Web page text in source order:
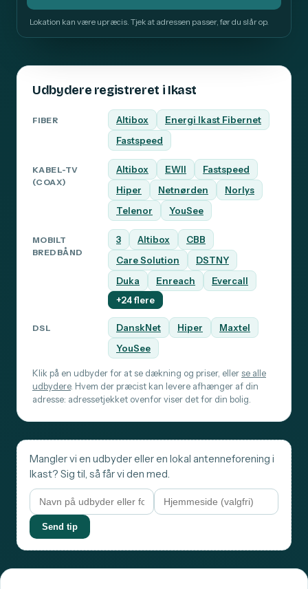
Lokation kan være upræcis. Tjek at adressen passer, før du slår op.
Udbydere registreret i Ikast
FIBER Altibox
Energi Ikast Fibernet
Fastspeed
KABEL-TV
(COAX)
Altibox EWII
Fastspeed
Hiper
Netnørden
Norlys
Telenor
YouSee
MOBILT
BREDBÅND
3 Altibox
CBB
Care Solution
DSTNY
Duka
Enreach
Evercall
+24 flere
DSL DanskNet Hiper
Maxtel
YouSee
Klik på en udbyder for at se dækning og priser, eller se alle
udbydere. Hvem der præcist kan levere afhænger af din
adresse: adressetjekket ovenfor viser det for din bolig.
Mangler vi en udbyder eller en lokal antenneforening i
Ikast? Sig til, så får vi den med.
Send tip